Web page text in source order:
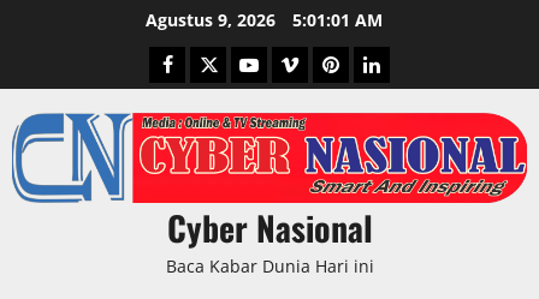
Agustus 9, 2026 5:01:02 AM
Facebook
TwitterYoutubeVimeoPinterestLinkedIn
Cyber Nasional
Baca Kabar Dunia Hari ini